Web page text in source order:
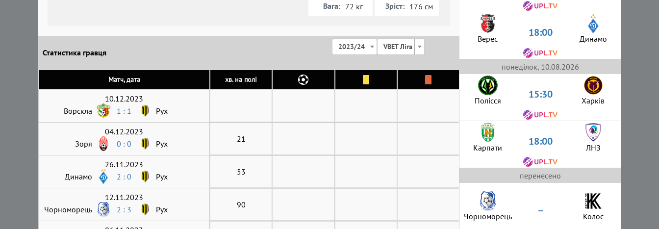
Вага: 72 кг Зріст: 176 см
Статистика гравця
2023/24 VBET Ліга
Матч, дата хв. на полі
10.12.2023
Ворскла
1 : 1 Рух
04.12.2023
Зоря
0 : 0 Рух 21
26.11.2023
Динамо
2 : 0 Рух 53
12.11.2023
Чорноморець
2 : 3 Рух 90
Верес 18:00 Динамо
понеділок, 10.08.2026
Полісся 15:30 Харків
Карпати 18:00 ЛНЗ
перенесено
Чорноморець – Колос